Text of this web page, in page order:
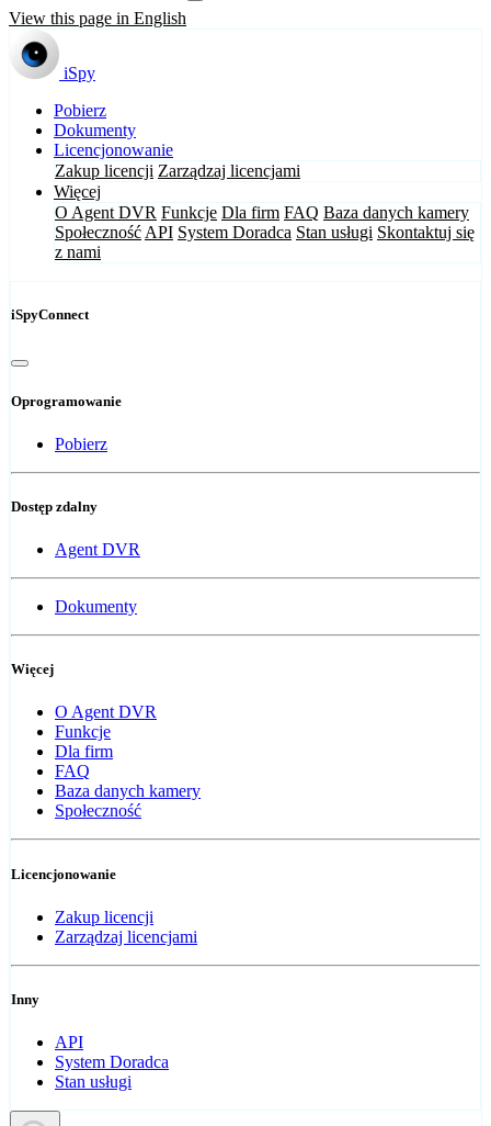
View this page in English
iSpy
Pobierz
Dokumenty
Licencjonowanie
Zakup licencji Zarządzaj licencjami
Więcej
O Agent DVR Funkcje Dla firm FAQ Baza danych kamery
Społeczność API System Doradca Stan usługi Skontaktuj się
z nami
iSpyConnect
Oprogramowanie
Pobierz
Dostęp zdalny
Agent DVR
Dokumenty
Więcej
O Agent DVR
Funkcje
Dla firm
FAQ
Baza danych kamery
Społeczność
Licencjonowanie
Zakup licencji
Zarządzaj licencjami
Inny
API
System Doradca
Stan usługi